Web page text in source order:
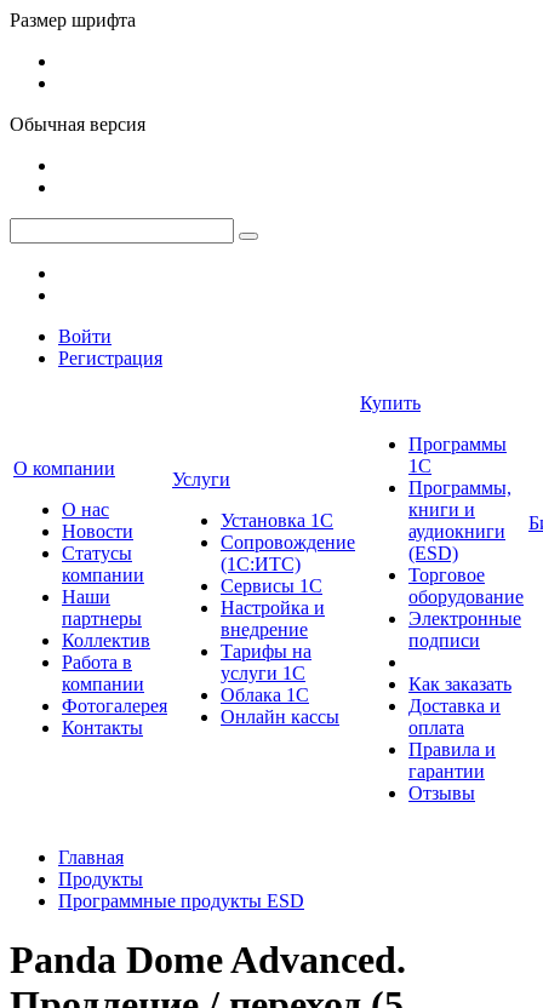
Размер шрифта
Обычная версия
Войти
Регистрация
О компании
О нас
Новости
Cтатусы
компании
Наши
партнеры
Коллектив
Работа в
компании
Фотогалерея
Контакты
Услуги
Установка 1С
Сопровождение
(1С:ИТС)
Сервисы 1С
Настройка и
внедрение
Тарифы на
услуги 1С
Облака 1С
Онлайн кассы
Купить
Программы
1С
Программы,
книги и
аудиокниги
(ESD)
Торговое
оборудование
Электронные
подписи
Как заказать
Доставка и
оплата
Правила и
гарантии
Отзывы
Главная
Продукты
Программные продукты ESD
Panda Dome Advanced.